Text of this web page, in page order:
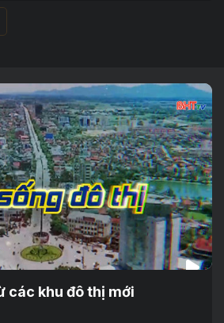
các khu đô thị mới